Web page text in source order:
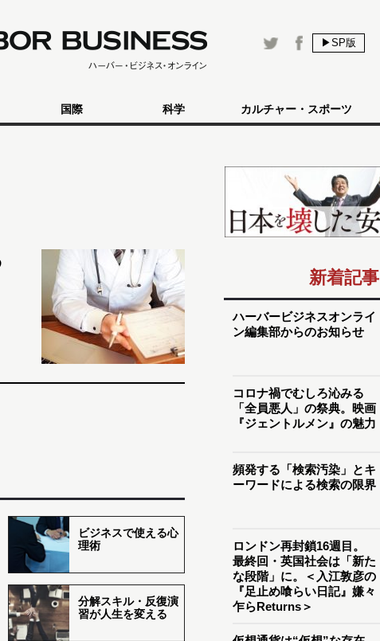
▶SP版
国際 科学 カルチャー・スポーツ
ビジネスで使える心
理術
分解スキル・反復演
習が人生を変える
新着記事
ハーバービジネスオンライ
ン編集部からのお知らせ
コロナ禍でむしろ沁みる
「全員悪人」の祭典。映画
『ジェントルメン』の魅力
頻発する「検索汚染」とキ
ーワードによる検索の限界
ロンドン再封鎖16週目。
最終回・英国社会は「新た
な段階」に。＜入江敦彦の
『足止め喰らい日記』嫌々
乍らReturns＞